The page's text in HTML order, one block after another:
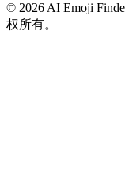
© 2026 AI Emoji
权所有。